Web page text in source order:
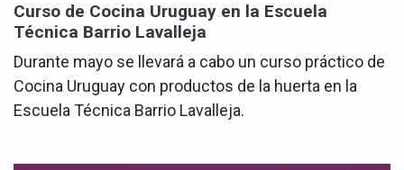
Curso de Cocina Uruguay en la Escuela
Técnica Barrio Lavalleja
Durante mayo se llevará a cabo un curso práctico de
Cocina Uruguay con productos de la huerta en la
Escuela Técnica Barrio Lavalleja.